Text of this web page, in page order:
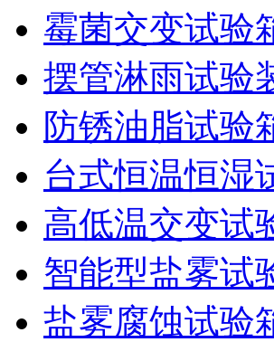
霉菌交变试验
摆管淋雨试验
防锈油脂试验
台式恒温恒湿
高低温交变试
智能型盐雾试
盐雾腐蚀试验